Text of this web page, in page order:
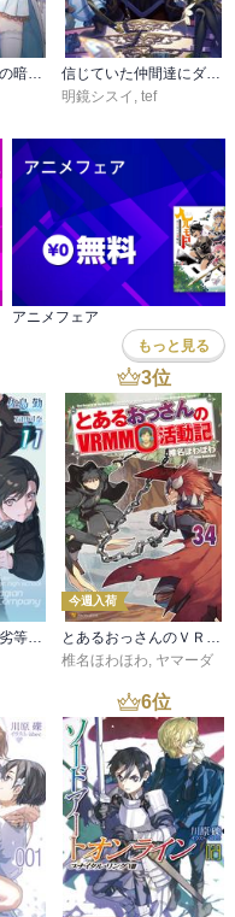
明鏡シスイ tef
アニメフェア
もっと見る
続・魔法科高校の劣等生 メイジアン・カンパニー(11)
3位
今週入荷
とあるおっさんのＶＲＭＭＯ活動記34
椎名ほわほわ, ヤマーダ
6位